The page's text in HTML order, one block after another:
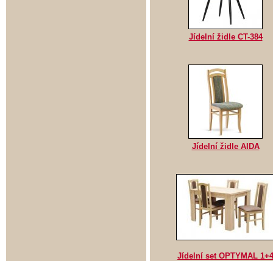
Jídelní židle CT-384
Jídelní židle AIDA
Jídelní set OPTYMAL 1+4